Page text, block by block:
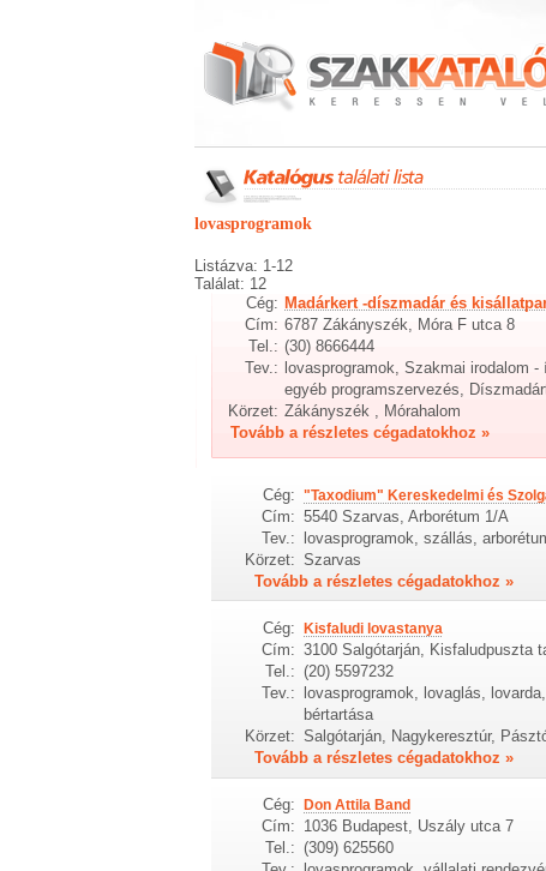
lovasprogramok
Listázva: 1-12
Találat: 12
Cég: Madárkert -díszmadár és
Cím: 6787 Zákányszék, Móra F utca 8
Tel.: (30) 8666444
Tev.: lovasprogramok, Szakmai irodalom
egyéb programszervezés,
Körzet: Zákányszék , Mórahalom
Tovább a részletes cégadatokhoz »
Cég: "Taxodium" Kereskedelmi és
Cím: 5540 Szarvas, Arborétum 1/A
Tev.: lovasprogramok, szállás,
Körzet: Szarvas
Tovább a részletes cégadatokhoz »
Cég: Kisfaludi lovastanya
Cím: 3100 Salgótarján, Kisfaludpuszta
Tel.: (20) 5597232
Tev.:
lovasprogramok, lovaglás,
bértartása
Körzet: Salgótarján, Nagykeresztúr,
Tovább a részletes cégadatokhoz »
Cég: Don Attila Band
Cím: 1036 Budapest, Uszály utca 7
Tel.: (309) 625560